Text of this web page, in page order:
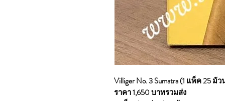
Villiger No. 3 Sumatra (1 แพ็ค 25 ม้ว
ราคา 1,650 บาทรวมส่ง